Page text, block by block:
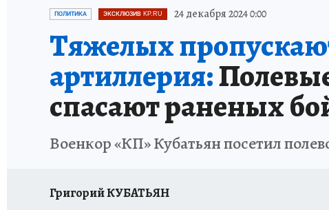
ИСПЫТАНО НА СЕБЕ
ПОЛИТИКА ЭКСКЛЮЗИВ KP.RU 24 декабря 2024 0:00
Тяжелых
артиллерия:
спасают раненых
Военкор «КП» Кубатьян посетил
Григорий КУБАТЬЯН